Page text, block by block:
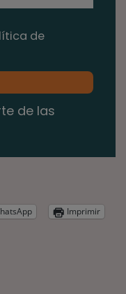
de
de las
Imprimir